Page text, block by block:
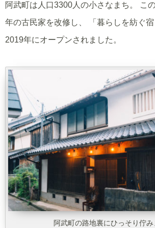
阿武町は人口3300人の小さなまち。 こ
年の古民家を改修し、 「暮らしを紡ぐ
2019年にオープンされました。
阿武町の路地裏にひっそり佇み